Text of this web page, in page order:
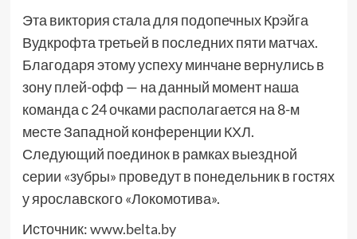
Эта виктория стала для подопечных Крэйга
Вудкрофта третьей в последних пяти матчах.
Благодаря этому успеху минчане вернулись в
зону плей-офф — на данный момент наша
команда с 24 очками располагается на 8-м
месте Западной конференции КХЛ.
Следующий поединок в рамках выездной
серии «зубры» проведут в понедельник в гостях
у ярославского «Локомотива».
Источник:www.belta.by